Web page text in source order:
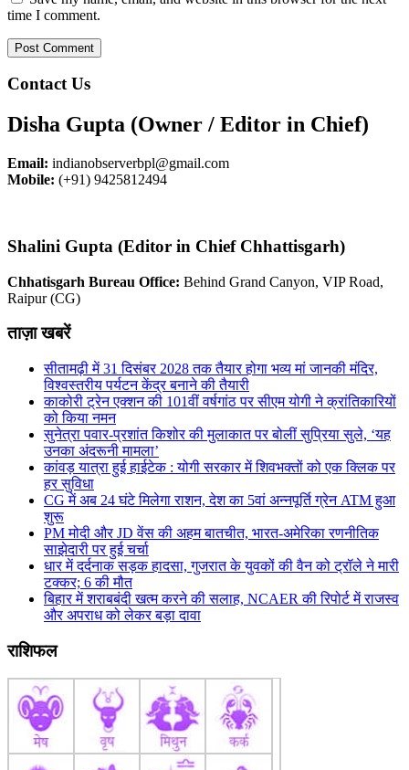
time I comment.
Contact Us
Disha Gupta (Owner / Editor in Chief)
Email: indianobserverbpl@gmail.com
Mobile: (+91) 9425812494
Shalini Gupta (Editor in Chief Chhattisgarh)
Chhatisgarh Bureau Office: Behind Grand Canyon, VIP Road,
Raipur (CG)
ताज़ा खबरें
सीतामढ़ी में 31 दिसंबर 2028 तक तैयार होगा भव्य मां जानकी मंदिर,
विश्वस्तरीय पर्यटन केंद्र बनाने की तैयारी
काकोरी ट्रेन एक्शन की 101वीं वर्षगांठ पर सीएम योगी ने क्रांतिकारियों
को किया नमन
सुनेत्रा पवार-प्रशांत किशोर की मुलाकात पर बोलीं सुप्रिया सुले, ‘यह
उनका अंदरूनी मामला’
कांवड़ यात्रा हुई हाईटेक : योगी सरकार में शिवभक्तों को एक क्लिक पर
हर सुविधा
CG में अब 24 घंटे मिलेगा राशन, देश का 5वां अन्नपूर्ति ग्रेन ATM हुआ
शुरू
PM मोदी और JD वेंस की अहम बातचीत, भारत-अमेरिका रणनीतिक
साझेदारी पर हुई चर्चा
धार में दर्दनाक सड़क हादसा, गुजरात के युवकों की वैन को ट्रॉले ने मारी
टक्कर; 6 की मौत
बिहार में शराबबंदी खत्म करने की सलाह, NCAER की रिपोर्ट में राजस्व
और अपराध को लेकर बड़ा दावा
राशिफल